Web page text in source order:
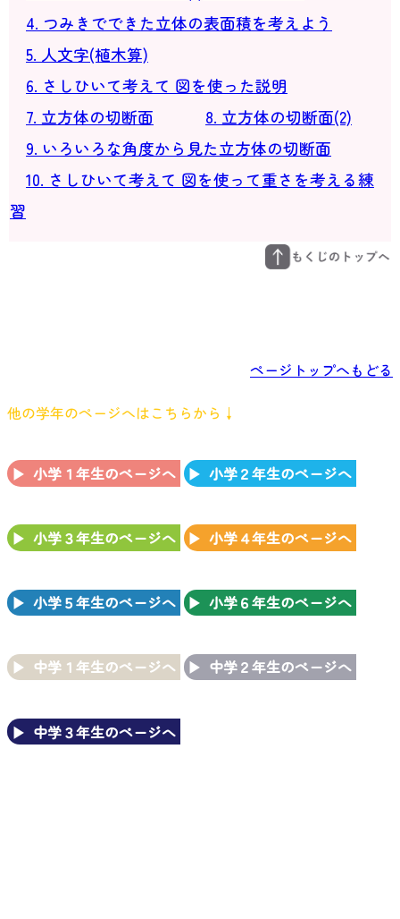
4. つみきでできた立体の表面積を考えよう
5. 人文字(植木算)
6. さしひいて考えて 図を使った説明
7. 立方体の切断面
8. 立方体の切断面(2)
9. いろいろな角度から見た立方体の切断面
10. さしひいて考えて 図を使って重さを考える練
習
ページトップへもどる
他の学年のページへはこちらから↓
小学１年生のページへ 小学２年生のページへ
小学３年生のページへ 小学４年生のページへ
小学５年生のページへ 小学６年生のページへ
中学１年生のページへ 中学２年生のページへ
中学３年生のページへ